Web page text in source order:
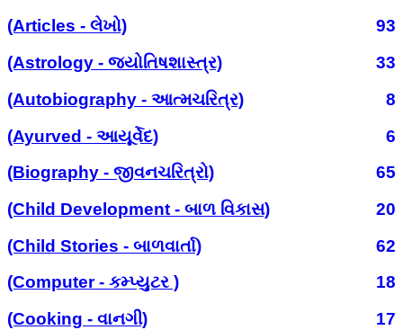
(Articles - લેખો)
93
(Astrology - જ્યોતિષશાસ્ત્ર)
33
(Autobiography - આત્મચરિત્ર)
8
(Ayurved - આયૂર્વેદ)
6
(Biography - જીવનચરિત્રો)
65
(Child Development - બાળ વિકાસ)
20
(Child Stories - બાળવાર્તા)
62
(Computer - કમ્પ્યુટર )
18
(Cooking - વાનગી)
17